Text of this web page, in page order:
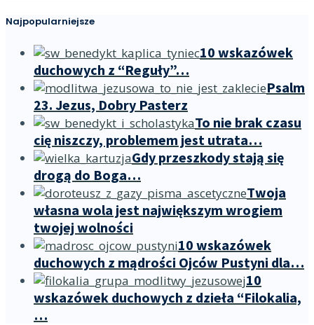
Najpopularniejsze
10 wskazówek
duchowych z “Reguły”…
Psalm
23. Jezus, Dobry Pasterz
To nie brak czasu
cię niszczy, problemem jest utrata…
Gdy przeszkody stają się
drogą do Boga…
Twoja
własna wola jest największym wrogiem
twojej wolności
10 wskazówek
duchowych z mądrości Ojców Pustyni dla…
10
wskazówek duchowych z dzieła “Filokalia,
…